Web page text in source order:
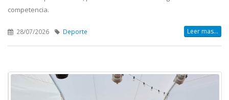
competencia.
28/07/2026 Deporte Leer mas...